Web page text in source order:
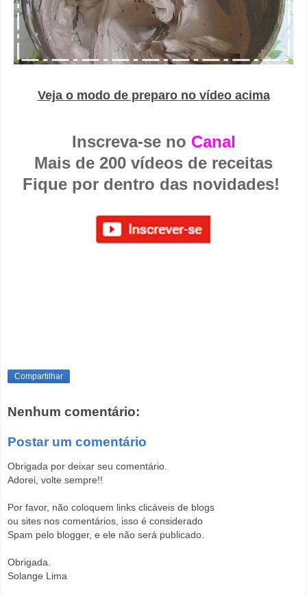
Veja o modo de preparo no vídeo acima
Inscreva-se no Canal
Mais de 200 vídeos de receitas
Fique por dentro das novidades!
Compartilhar
Nenhum comentário:
Postar um comentário
Obrigada por deixar seu comentário.
Adorei, volte sempre!!
Por favor, não coloquem links clicáveis de blogs
ou sites nos comentários, isso é considerado
Spam pelo blogger, e ele não será publicado.
Obrigada.
Solange Lima